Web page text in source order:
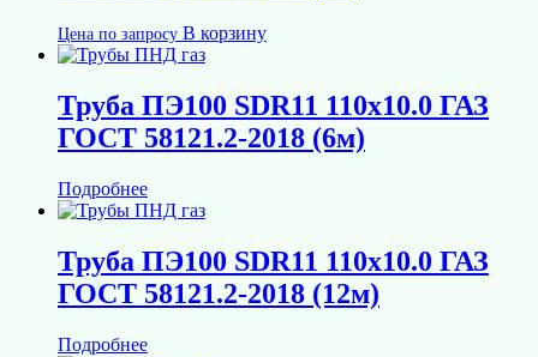
Цена по запросу В корзину
Труба ПЭ100 SDR11 110х10.0 ГАЗ
ГОСТ 58121.2-2018 (6м)
Подробнее
Труба ПЭ100 SDR11 110х10.0 ГАЗ
ГОСТ 58121.2-2018 (12м)
Подробнее